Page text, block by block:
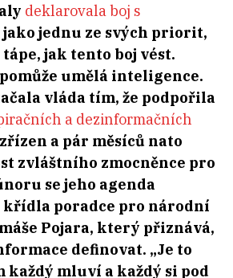
deklarovala boj s
jako jednu ze svých priorit,
jak tento boj vést.
umělá inteligence.
vláda tím, že podpořila
a dezinformačních
a pár měsíců nato
zvláštního zmocněnce pro
se jeho agenda
křídla poradce pro národní
Pojara, který přiznává,
definovat. „Je to
každý mluví a každý si pod